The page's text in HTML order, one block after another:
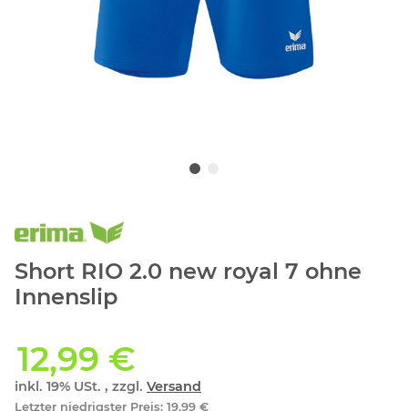
Short RIO 2.0 new royal 7 ohne
Innenslip
12,99 €
inkl. 19% USt. , zzgl. Versand
Letzter niedrigster Preis: 19,99 €